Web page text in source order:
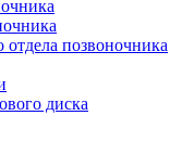
позвоночника
диска